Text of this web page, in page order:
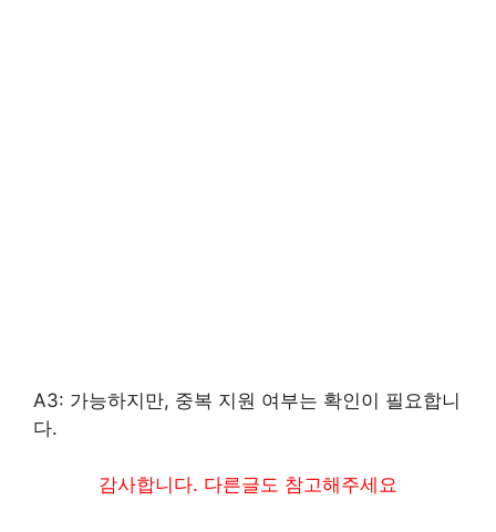
A3: 가능하지만, 중복 지원 여부는 확인이 필요합니
다.
감사합니다. 다른글도 참고해주세요